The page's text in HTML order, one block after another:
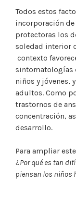
Todos estos
incorporación
protectoras los
soledad interior
contexto
sintomatologías
niños y jóvenes,
adultos. Como
trastornos de
concentración,
desarrollo.
Para ampliar
¿Por qué es tan
piensan los niños